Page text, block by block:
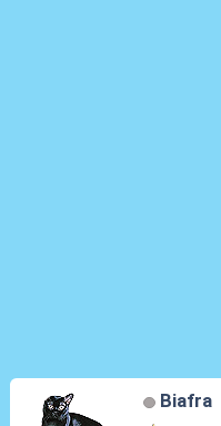
Biafra